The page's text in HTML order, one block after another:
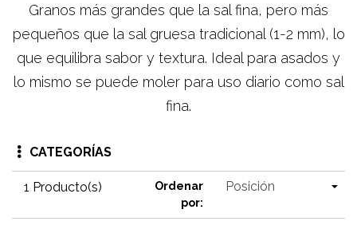
Granos más grandes que la sal fina, pero más
pequeños que la sal gruesa tradicional (1-2 mm), lo
que equilibra sabor y textura. Ideal para asados y
lo mismo se puede moler para uso diario como sal
fina.
CATEGORÍAS
1 Producto(s)
Ordenar
por: